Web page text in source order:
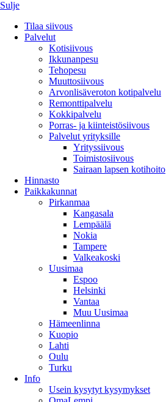
Sulje
Tilaa siivous
Palvelut
Kotisiivous
Ikkunanpesu
Tehopesu
Muuttosiivous
Arvonlisäveroton kotipalvelu
Remonttipalvelu
Kokkipalvelu
Porras- ja kiinteistösiivous
Palvelut yrityksille
Yrityssiivous
Toimistosiivous
Sairaan lapsen kotihoito
Hinnasto
Paikkakunnat
Pirkanmaa
Kangasala
Lempäälä
Nokia
Tampere
Valkeakoski
Uusimaa
Espoo
Helsinki
Vantaa
Muu Uusimaa
Hämeenlinna
Kuopio
Lahti
Oulu
Turku
Info
Usein kysytyt kysymykset